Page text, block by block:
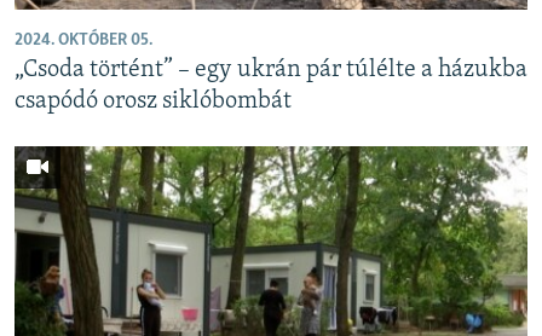
2024. OKTÓBER 05.
„Csoda történt” – egy ukrán pár túlélte a házukba
csapódó orosz siklóbombát